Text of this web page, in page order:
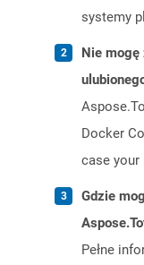
systemy
Nie mogę
Docker
case your
Gdzie
Pełne